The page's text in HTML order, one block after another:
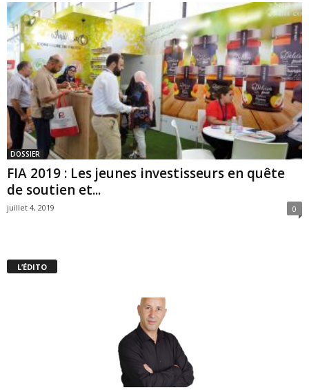
DOSSIER
FIA 2019 : Les jeunes investisseurs en quête
de soutien et...
juillet 4, 2019 0
L’ÉDITO